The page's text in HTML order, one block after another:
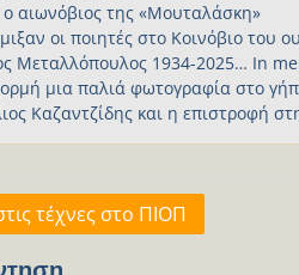
αιωνόβιος της «Μουταλάσκη»
οι ποιητές στο Κοινόβιο του
Μεταλλόπουλος 1934-2025… In
μια παλιά φωτογραφία στο
Καζαντζίδης και η επιστροφή
τέχνες στο ΠΙΟΠ